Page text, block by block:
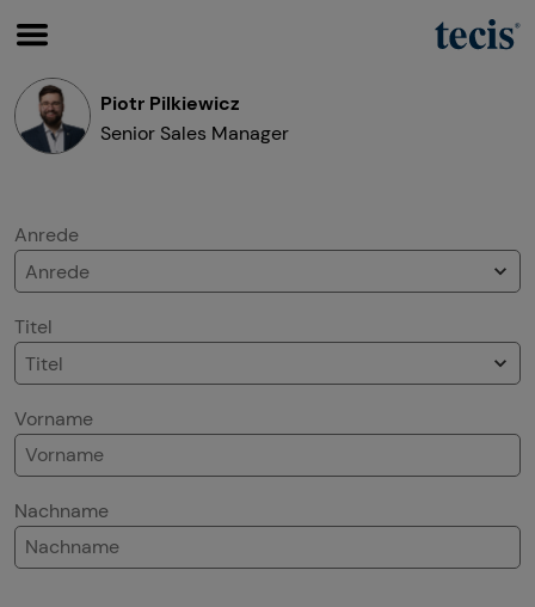
Über mich
Über tecis
Piotr Pilkiewicz
Senior Sales Manager
Anrede
Titel
Vorname
Nachname